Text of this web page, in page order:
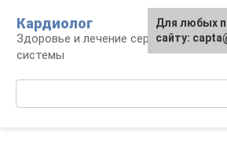
контенту
Кардиолог
Здоровье и лечение сердечно-
системы
Для любых
сайту: